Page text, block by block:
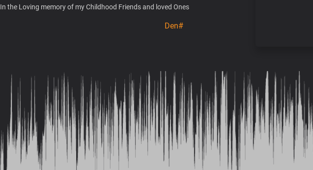
In the Loving memory of my Childhood Friends and loved Ones
#Den